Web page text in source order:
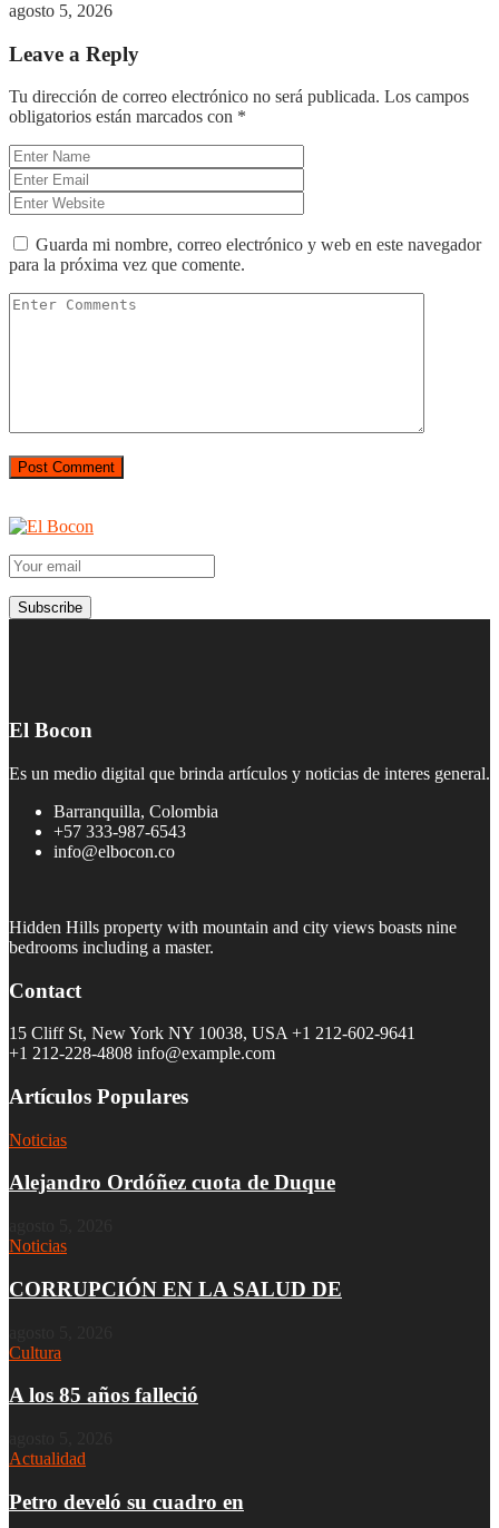
agosto 5, 2026
Leave a Reply
Tu dirección de correo electrónico no será publicada. Los campos
obligatorios están marcados con *
Guarda mi nombre, correo electrónico y web en este navegador
para la próxima vez que comente.
El Bocon
Es un medio digital que brinda artículos y noticias de interes general.
Barranquilla, Colombia
+57 333-987-6543
info@elbocon.co
Hidden Hills property with mountain and city views boasts nine
bedrooms including a master.
Contact
15 Cliff St, New York NY 10038, USA +1 212-602-9641
+1 212-228-4808 info@example.com
Artículos Populares
Noticias
Alejandro Ordóñez cuota de Duque
Noticias
CORRUPCIÓN EN LA SALUD DE
Cultura
A los 85 años falleció
Actualidad
Petro develó su cuadro en